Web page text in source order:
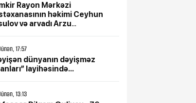
Rayon Mərkəzi
həkimi Ceyhun
və arvadı Arzu
ilə bağlı Şəmkir rayon
araşdırma
17:57
dünyanın dəyişməz
layihəsində...
13:13